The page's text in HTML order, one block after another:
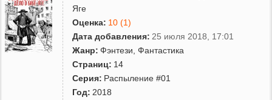
Яге
Оценка: 10 (1)
Дата добавления: 25 июля 2018, 17:01
Жанр: Фэнтези ,Фантастика
Страниц: 14
Серия: Распыление #01
Год: 2018